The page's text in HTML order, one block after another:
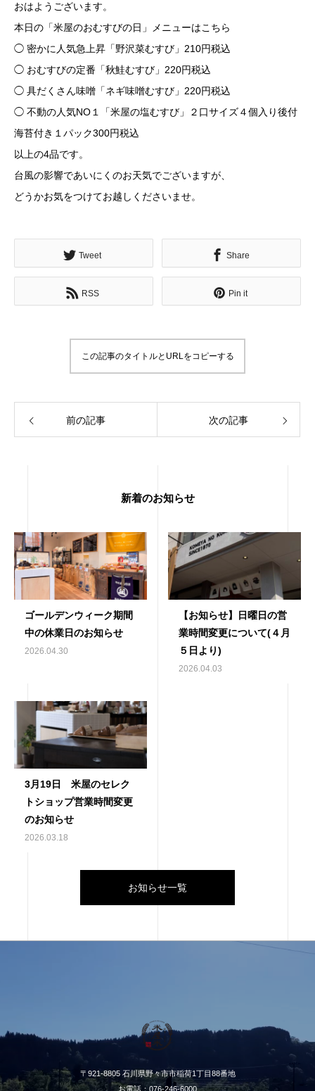
おはようございます。
本日の「米屋のおむすびの日」メニューはこちら
◯ 密かに人気急上昇「野沢菜むすび」210円税込
◯ おむすびの定番「秋鮭むすび」220円税込
◯ 具だくさん味噌「ネギ味噌むすび」220円税込
◯ 不動の人気NO１「米屋の塩むすび」２口サイズ４個入り後付
海苔付き１パック300円税込
以上の4品です。
台風の影響であいにくのお天気でございますが、
どうかお気をつけてお越しくださいませ。
Tweet Share
RSS Pin it
この記事のタイトルとURLをコピーする
前の記事 次の記事
新着のお知らせ
ゴールデンウィーク期間
中の休業日のお知らせ
2026.04.30
【お知らせ】日曜日の営
業時間変更について(４月
５日より)
2026.04.03
3月19日 米屋のセレク
トショップ営業時間変更
のお知らせ
2026.03.18
お知らせ一覧
〒921-8805 石川県野々市市稲荷1丁目88番地
お電話：076-246-6000